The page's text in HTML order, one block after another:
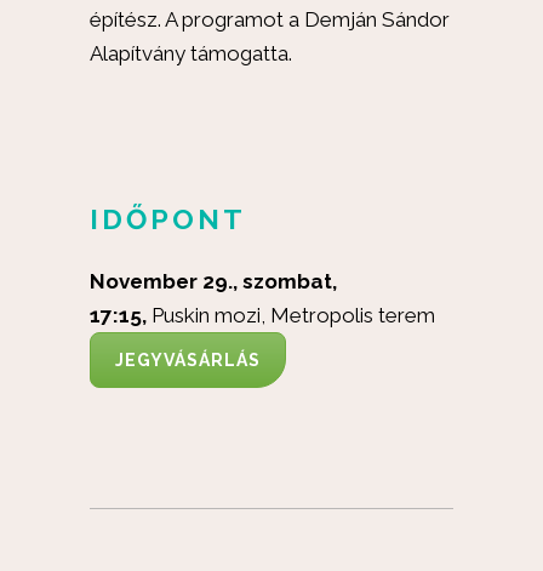
építész. A programot a Demján Sándor
Alapítvány támogatta.
IDŐPONT
November 29., szombat,
17:15, Puskin mozi, Metropolis terem
JEGYVÁSÁRLÁS